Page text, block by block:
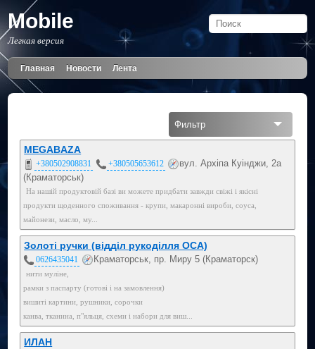
Mobile
Легкая версия
Главная Новости Лента
Фильтр
MEGABAZA
+380502908831 +380505653612
вул. Архіпа Куінджи, 2а
(Краматорськ)
На нашій продуктовій базі ви можете придбати завжди свіжі і якісні
продукти щоденного споживання - крупи, макаронні вироби, соуса,
майонези, масло, му...
Золоті ручки (відділ рукоділля ОСА)
0626435041 Краматорськ, пр. Миру 5 (Краматорск)
нити муліне,
рамки з паспарту (готові і на замовлення)
вишиті картини, рушники, сорочки
канва, тканина, п"яльця, схеми і набори для виш...
ИЛАН